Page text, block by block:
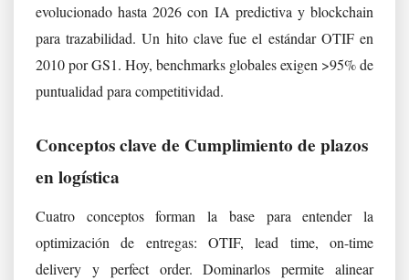
evolucionado hasta 2026 con IA predictiva y blockchain
para trazabilidad. Un hito clave fue el estándar OTIF en
2010 por GS1. Hoy, benchmarks globales exigen >95% de
puntualidad para competitividad.
Conceptos clave de Cumplimiento de plazos
en logística
Cuatro conceptos forman la base para entender la
optimización de entregas: OTIF, lead time, on-time
delivery y perfect order. Dominarlos permite alinear